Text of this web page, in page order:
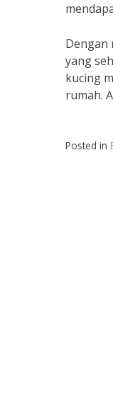
Dengan
yang
kucing
rumah.
Posted in